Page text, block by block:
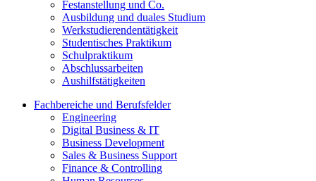
Festanstellung und Co.
Ausbildung und duales Studium
Werkstudierendentätigkeit
Studentisches Praktikum
Schulpraktikum
Abschlussarbeiten
Aushilfstätigkeiten
Fachbereiche und Berufsfelder
Engineering
Digital Business & IT
Business Development
Sales & Business Support
Finance & Controlling